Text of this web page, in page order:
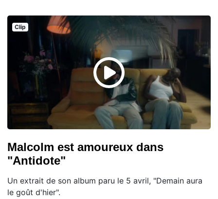
Clip
Malcolm est amoureux dans
"Antidote"
Un extrait de son album paru le 5 avril, "Demain aura
le goût d'hier".